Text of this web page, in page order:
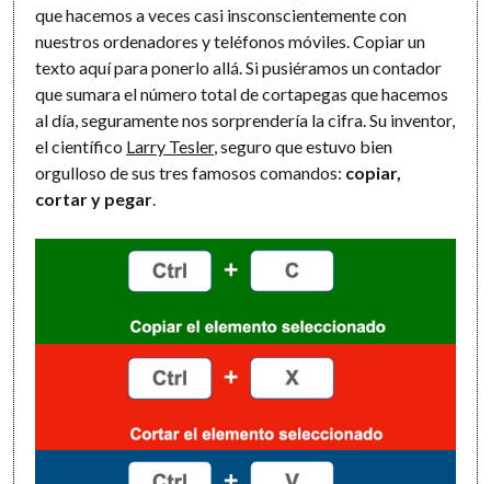
que hacemos a veces casi insconscientemente con
nuestros ordenadores y teléfonos móviles. Copiar un
texto aquí para ponerlo allá. Si pusiéramos un contador
que sumara el número total de cortapegas que hacemos
al día, seguramente nos sorprendería la cifra. Su inventor,
el científico Larry Tesler, seguro que estuvo bien
orgulloso de sus tres famosos comandos: copiar,
cortar y pegar